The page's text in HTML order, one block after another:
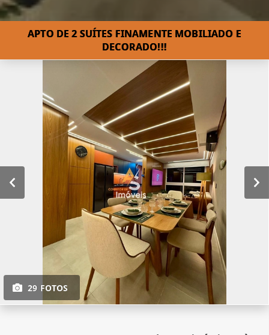
APTO DE 2 SUÍTES FINAMENTE MOBILIADO E
DECORADO!!!
29 FOTOS